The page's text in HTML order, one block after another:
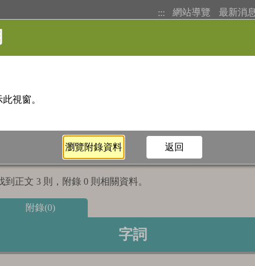
::: 網站導覽 最新消息
到正文 3 則，附錄 0 則相關資料。
附錄(0)
字詞